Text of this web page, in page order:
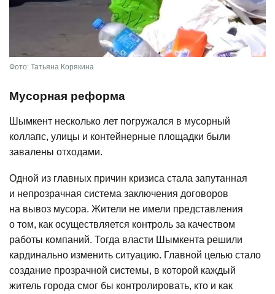
Фото: Татьяна Корякина
Мусорная реформа
Шымкент несколько лет погружался в мусорный
коллапс, улицы и контейнерные площадки были
завалены отходами.
Одной из главных причин кризиса стала запутанная
и непрозрачная система заключения договоров
на вывоз мусора. Жители не имели представления
о том, как осуществляется контроль за качеством
работы компаний. Тогда власти Шымкента решили
кардинально изменить ситуацию. Главной целью стало
создание прозрачной системы, в которой каждый
житель города смог бы контролировать, кто и как